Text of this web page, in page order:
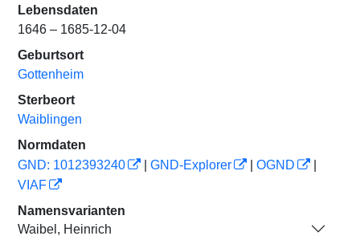
Lebensdaten
1646 – 1685-12-04
Geburtsort
Gottenheim
Sterbeort
Waiblingen
Normdaten
GND: 1012393240
GND-Explorer OGND
VIAF
Namensvarianten
Waibel, Heinrich